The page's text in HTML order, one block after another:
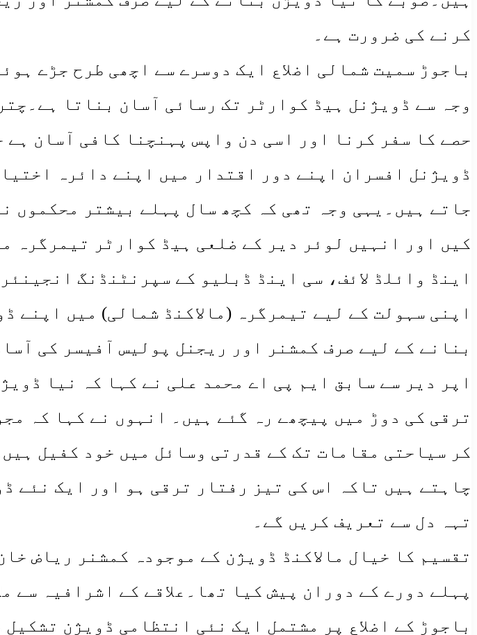
کرنے کی ضرورت ہے۔
باجوڑ سمیت شمالی اضلاع ایک دوسرے سے اچھی طرح جڑے
وجہ سے ڈویژنل ہیڈ کوارٹر تک رسائی آسان بناتا
حصے کا سفر کرنا اور اسی دن واپس پہنچنا کافی آسان
ڈویژنل افسران اپنے دور اقتدار میں اپنے دائرہ
جاتے ہیں۔یہی وجہ تھی کہ کچھ سال پہلے بیشتر محکموں
کیں اور انہیں لوئر دیر کے ضلعی ہیڈ کوارٹر تیمرگرہ
اینڈ وائلڈ لائف، سی اینڈ ڈبلیو کے سپرنٹنڈنگ
اپنی سہولت کے لیے تیمرگرہ (مالاکنڈ شمالی) میں
بنانے کے لیے صرف کمشنر اور ریجنل پولیس آفیسر کی
اپر دیر سے سابق ایم پی اے محمد علی نے کہا کہ نیا
ترقی کی دوڑ میں پیچھے رہ گئے ہیں۔ انہوں نے کہا کہ
کر سیاحتی مقامات تک کے قدرتی وسائل میں خود کفیل
چاہتے ہیں تاکہ اس کی تیز رفتار ترقی ہو اور ایک نئے
تہہ دل سے تعریف کریں گے۔
پہلے دورے کے دوران پیش کیا تھا۔علاقے کے اشرافیہ سے
باجوڑ کے اضلاع پر مشتمل ایک نئی انتظامی ڈویژن